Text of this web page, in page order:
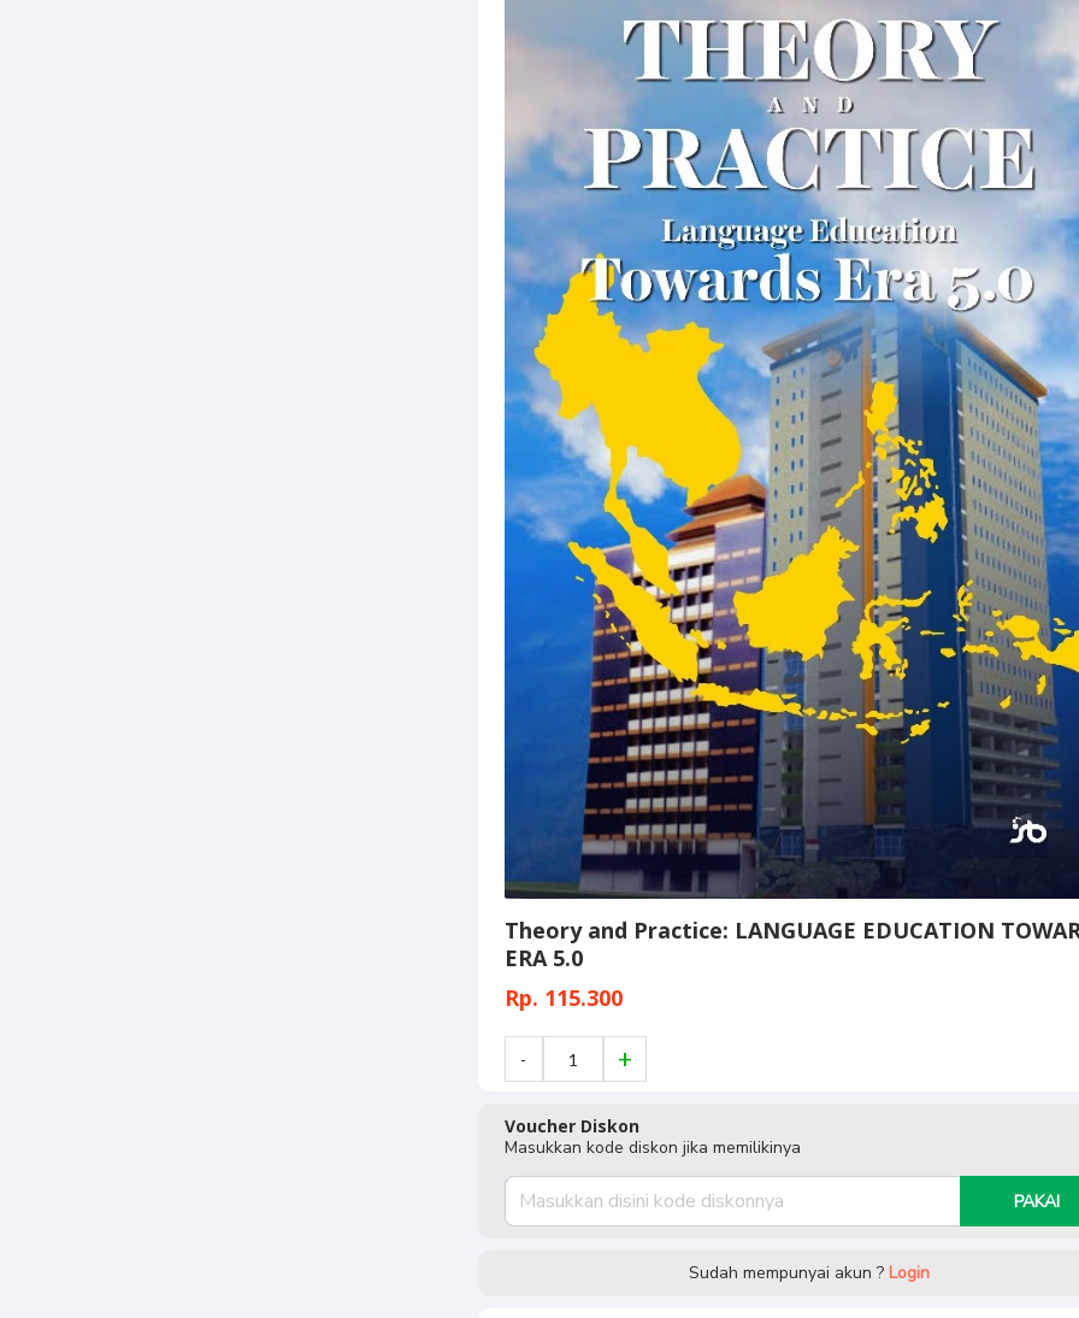
Theory and Practice: LANGUAGE EDUCATION
ERA 5.0
Rp. 115.300
Voucher Diskon
Masukkan kode diskon jika memilikinya
PAKAI
Sudah mempunyai akun ? Login